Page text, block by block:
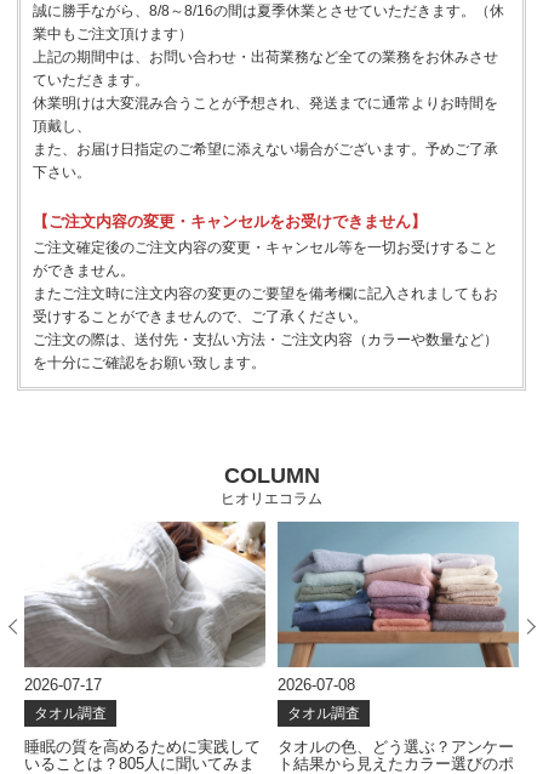
誠に勝手ながら、8/8～8/16の間は夏季休業とさせていただきます。（休
業中もご注文頂けます）
上記の期間中は、お問い合わせ・出荷業務など全ての業務をお休みさせ
ていただきます。
休業明けは大変混み合うことが予想され、発送までに通常よりお時間を
頂戴し、
また、お届け日指定のご希望に添えない場合がございます。予めご了承
下さい。
【ご注文内容の変更・キャンセルをお受けできません】
ご注文確定後のご注文内容の変更・キャンセル等を一切お受けすること
ができません。
またご注文時に注文内容の変更のご要望を備考欄に記入されましてもお
受けすることができませんので、ご了承ください。
ご注文の際は、送付先・支払い方法・ご注文内容（カラーや数量など）
を十分にご確認をお願い致します。
COLUMN
ヒオリエコラム
2026-07-17
タオル調査
睡眠の質を高めるために実践して
いることは？805人に聞いてみま
2026-07-08
タオル調査
タオルの色、どう選ぶ？アンケー
ト結果から見えたカラー選びのポ